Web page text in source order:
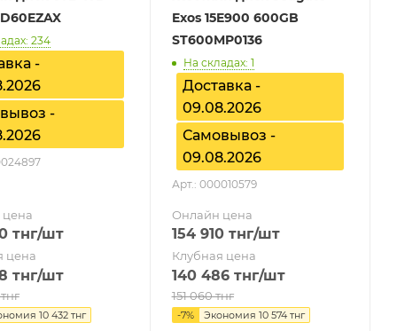
234
-
-
тнг/шт
цена
тнг/шт
10 432тнг
Exos 15E900 600GB
ST600MP0136
На складах: 1
Доставка -
09.08.2026
Самовывоз -
09.08.2026
Арт.: 000010579
Онлайн цена
154 910тнг/шт
Клубная цена
140 486тнг/шт
151 060тнг
-7% Экономия 10 574тнг